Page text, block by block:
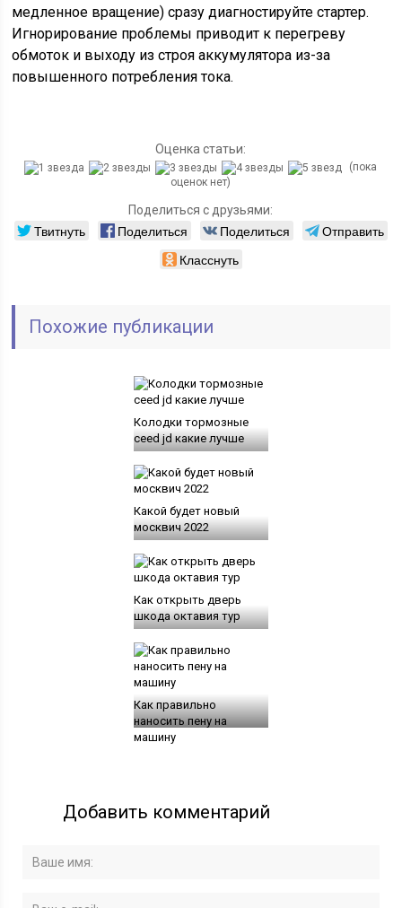
медленное вращение) сразу диагностируйте стартер.
Игнорирование проблемы приводит к перегреву
обмоток и выходу из строя аккумулятора из-за
повышенного потребления тока.
Оценка статьи:
(пока
оценок нет)
Поделиться с друзьями:
Твитнуть Поделиться Поделиться
Отправить
Класснуть
Похожие публикации
Колодки тормозные
ceed jd какие лучше
Какой будет новый
москвич 2022
Как открыть дверь
шкода октавия тур
Как правильно
наносить пену на
машину
Добавить комментарий